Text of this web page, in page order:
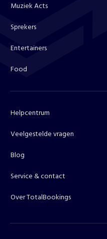
Muziek Acts
Sprekers
Entertainers
Food
Helpcentrum
Veelgestelde vragen
Blog
Service & contact
Over TotalBookings